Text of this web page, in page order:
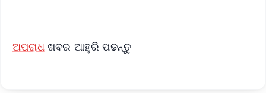
ଅପରାଧଖବର ଆହୁରି ପଢନ୍ତୁ